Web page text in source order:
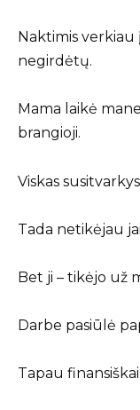
Naktimis
negirdėtų.
Mama laikė
brangioji.
Viskas
Tada netikėjau
Bet ji – tikėjo už
Darbe pasiūlė
Tapau